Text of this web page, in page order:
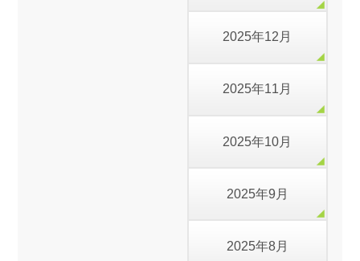
2025年12月
2025年11月
2025年10月
2025年9月
2025年8月